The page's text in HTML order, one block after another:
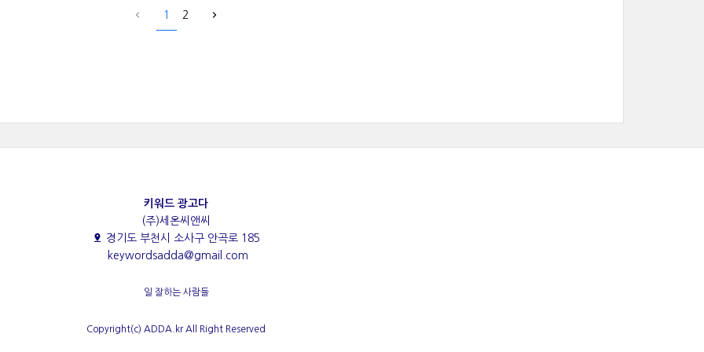
1 2
키워드 광고다
(주)세온씨앤씨
경기도 부천시 소사구 안곡로 185
keywordsadda@gmail.com
일 잘하는 사람들
Copyright(c) ADDA.kr All Right Reserved